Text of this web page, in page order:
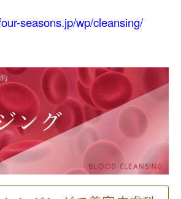
seasons.jp/wp/cleansing/